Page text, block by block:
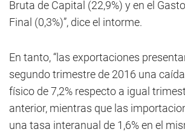
Bruta de Capital (22,9%) y en el
Final (0,3%)”, dice el intorme.
En tanto, “las exportaciones
segundo trimestre de 2016 una
físico de 7,2% respecto a igual
anterior, mientras que las
una tasa interanual de 1,6% en el